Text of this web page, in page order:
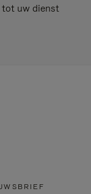
tot uw dienst